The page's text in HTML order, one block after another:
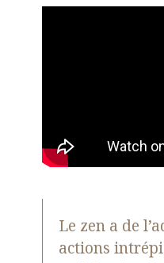
Le zen a de
actions